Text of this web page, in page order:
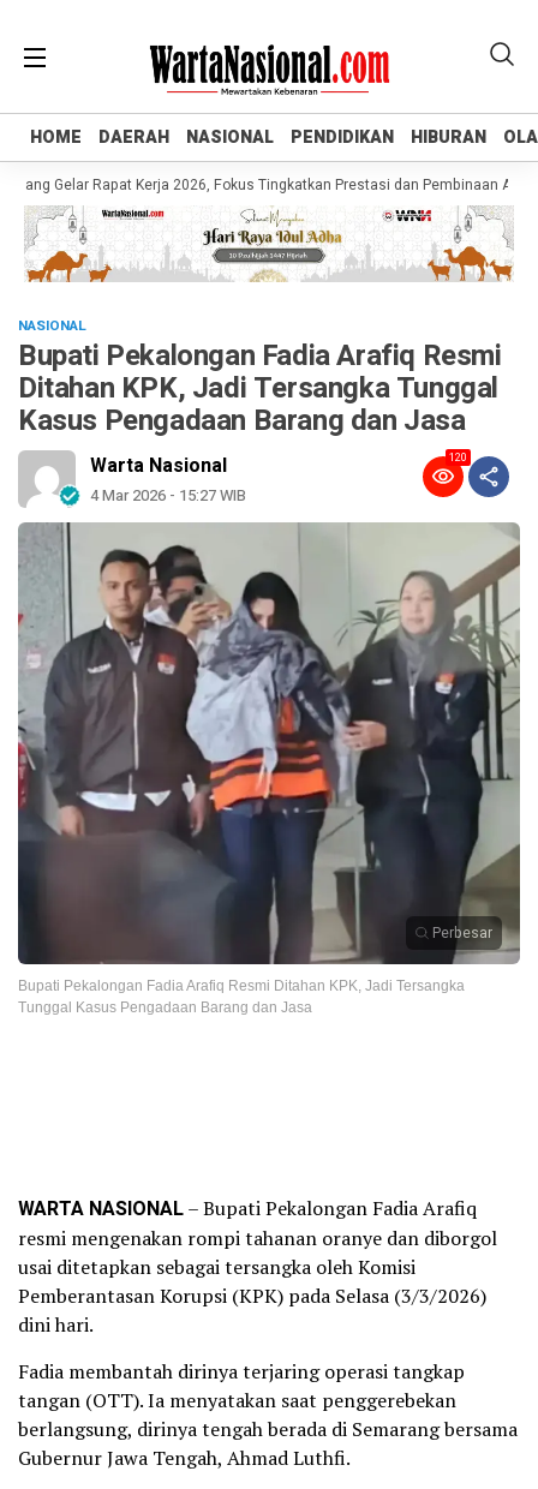
HOME DAERAH NASIONAL PENDIDIKAN HIBURAN
HOME DAERAH NASIONAL PENDIDIKAN HIBURAN
Gelar Rapat Kerja 2026, Fokus Tingkatkan Prestasi dan Pembinaan Atlet Muda
NASIONAL
Bupati Pekalongan Fadia Arafiq Resmi
Ditahan KPK, Jadi Tersangka Tunggal
Kasus Pengadaan Barang dan Jasa
Warta Nasional
4 Mar 2026 - 15:27 WIB
120
Perbesar
Bupati Pekalongan Fadia Arafiq Resmi Ditahan KPK, Jadi Tersangka
Tunggal Kasus Pengadaan Barang dan Jasa
WARTA NASIONAL– Bupati Pekalongan Fadia Arafiq
resmi mengenakan rompi tahanan oranye dan diborgol
usai ditetapkan sebagai tersangka oleh Komisi
Pemberantasan Korupsi (KPK) pada Selasa (3/3/2026)
dini hari.
Fadia membantah dirinya terjaring operasi tangkap
tangan (OTT). Ia menyatakan saat penggerebekan
berlangsung, dirinya tengah berada di Semarang bersama
Gubernur Jawa Tengah, Ahmad Luthfi.